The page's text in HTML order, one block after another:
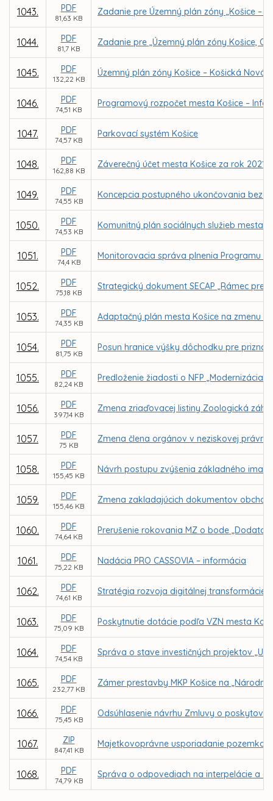
1043. PDF
81,63 KB
Zadanie pre Územný plán zóny „Košice –
1044. PDF
81,7 KB
Zadanie pre „Územný plán zóny Košice,
1045. PDF
132,22 KB
Územný plán zóny Košice – Košická Nová
1046. PDF
74,51 KB
Programový rozpočet mesta Košice –
1047. PDF
74,57 KB
Parkovací systém Košice
1048. PDF
162,88 KB
Záverečný účet mesta Košice za rok 2021
1049. PDF
74,55 KB
Koncepcia postupného ukončovania
1050. PDF
74,53 KB
Komunitný plán sociálnych služieb mesta
1051. PDF
74,4 KB
Monitorovacia správa plnenia Programu
1052. PDF
75,18 KB
Strategický dokument SECAP „Rámec
1053. PDF
74,35 KB
Adaptačný plán mesta Košice na zmenu
1054. PDF
81,75 KB
Posun hranice výšky dôchodku pre
1055. PDF
82,24 KB
Predloženie žiadosti o NFP
1056. PDF
397,14 KB
Zmena zriaďovacej listiny Zoologická
1057. PDF
75 KB
Zmena člena orgánov v neziskovej
1058. PDF
155,45 KB
Návrh postupu zvýšenia základného
1059. PDF
155,46 KB
Zmena zakladajúcich dokumentov
1060. PDF
74,64 KB
Prerušenie rokovania MZ o bode
1061. PDF
75,22 KB
Nadácia PRO CASSOVIA – informácia
1062. PDF
74,61 KB
Stratégia rozvoja digitálnej transformácie
1063. PDF
75,09 KB
Poskytnutie dotácie podľa VZN mesta
1064. PDF
74,54 KB
Správa o stave investičných projektov
1065. PDF
232,77 KB
Zámer prestavby MKP Košice na
1066. PDF
75,45 KB
Odsúhlasenie návrhu Zmluvy o
1067. ZIP
847,41 KB
Majetkovoprávne usporiadanie
1068. PDF
74,79 KB
Správa o odpovediach na interpelácie a